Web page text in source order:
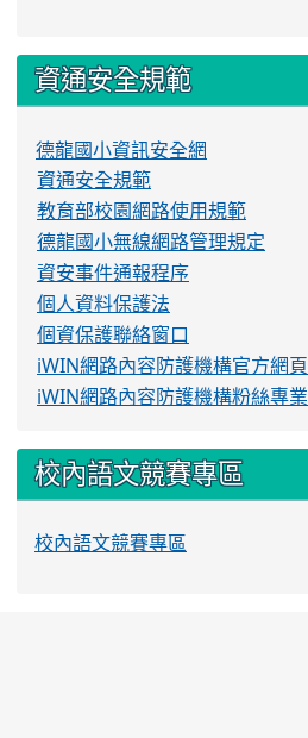
資通安全規範
德龍國小資訊安全網
資通安全規範
教育部校園網路使用規範
德龍國小無線網路管理規定
資安事件通報程序
個人資料保護法
個資保護聯絡窗口
iWIN網路內容防護機構官方網頁
iWIN網路內容防護機構粉絲專業
校內語文競賽專區
校內語文競賽專區